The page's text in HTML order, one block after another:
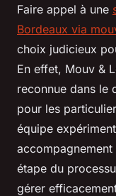
Faire appel à une
Bordeaux via
choix judicieux
En effet, Mouv &
reconnue dans le
pour les
équipe
étape du
gérer